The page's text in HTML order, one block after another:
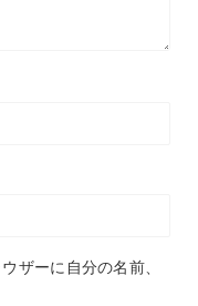
ザーに自分の名前、